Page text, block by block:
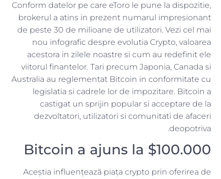
Conform datelor pe care eToro le pune la dispozitie,
brokerul a atins in prezent numarul impresionant
de peste 30 de milioane de utilizatori. Vezi cel mai
nou infografic despre evolutia Crypto, valoarea
acestora in zilele noastre si cum au redefinit ele
viitorul finantelor. Tari precum Japonia, Canada si
Australia au reglementat Bitcoin in conformitate cu
legislatia si cadrele lor de impozitare. Bitcoin a
castigat un sprijin popular si acceptare de la
dezvoltatori, utilizatori si comunitati de afaceri
deopotriva.
Bitcoin a ajuns la $100.000
Aceștia influențează piața crypto prin oferirea de